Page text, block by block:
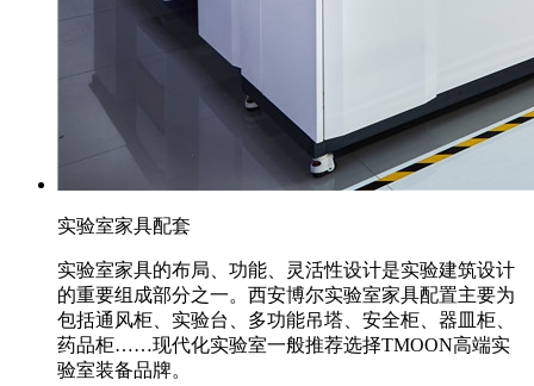
实验室家具配套
实验室家具的布局、功能、灵活性设计是实验建筑设计
的重要组成部分之一。西安博尔实验室家具配置主要为
包括通风柜、实验台、多功能吊塔、安全柜、器皿柜、
药品柜……现代化实验室一般推荐选择TMOON高端实
验室装备品牌。